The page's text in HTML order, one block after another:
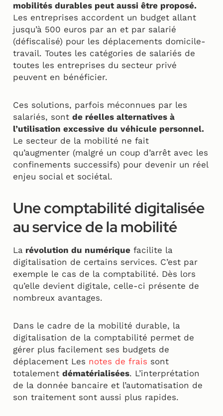
mobilités durables peut aussi être proposé.
Les entreprises accordent un budget allant
jusqu’à 500 euros par an et par salarié
(défiscalisé) pour les déplacements domicile-
travail. Toutes les catégories de salariés de
toutes les entreprises du secteur privé
peuvent en bénéficier.
Ces solutions, parfois méconnues par les
salariés, sont de réelles alternatives à
l’utilisation excessive du véhicule personnel.
Le secteur de la mobilité ne fait
qu’augmenter (malgré un coup d’arrêt avec les
confinements successifs) pour devenir un réel
enjeu social et sociétal.
Une comptabilité digitalisée
au service de la mobilité
La révolution du numérique facilite la
digitalisation de certains services. C’est par
exemple le cas de la comptabilité. Dès lors
qu’elle devient digitale, celle-ci présente de
nombreux avantages.
Dans le cadre de la mobilité durable, la
digitalisation de la comptabilité permet de
gérer plus facilement ses budgets de
déplacement Les notes de frais sont
totalement dématérialisées. L’interprétation
de la donnée bancaire et l’automatisation de
son traitement sont aussi plus rapides.